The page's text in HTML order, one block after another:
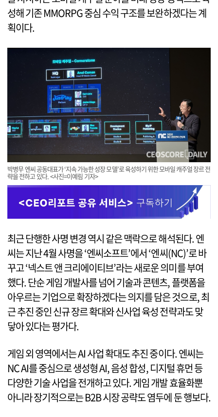
성해 기존 MMORPG 중심 수익 구조를 보완하겠다는 계
획이다.
박병무 엔씨 공동대표가 ‘지속 가능한 성장 모델’로 육성하기 위한 모바일 캐주얼 장르 전
략을 전하고 있다. <사진=이예림 기자>
최근 단행한 사명 변경 역시 같은 맥락으로 해석된다. 엔
씨는 지난 4월 사명을 ‘엔씨소프트’에서 ‘엔씨(NC)’로 바
꾸고 ‘넥스트 앤 크리에이티브’라는 새로운 의미를 부여
했다. 단순 게임 개발사를 넘어 기술과 콘텐츠, 플랫폼을
아우르는 기업으로 확장하겠다는 의지를 담은 것으로, 최
근 추진 중인 신규 장르 확대와 신사업 육성 전략과도 맞
닿아 있다는 평가다.
게임 외 영역에서는 AI 사업 확대도 추진 중이다. 엔씨는
NC AI를 중심으로 생성형 AI, 음성 합성, 디지털 휴먼 등
다양한 기술 사업을 전개하고 있다. 게임 개발 효율화뿐
아니라 장기적으로는 B2B 시장 공략도 염두에 둔 행보다.